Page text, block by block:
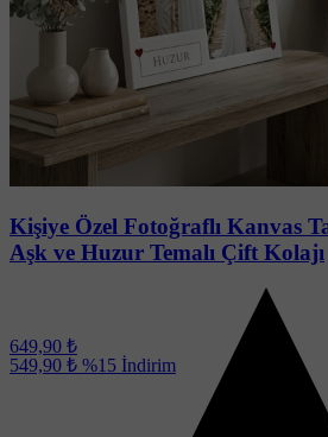
Soru-Cevap
Kişiye Özel Fotoğraflı Kanvas
Aşk ve Huzur Temalı Çift Kolajı
649,90 ₺
549,90 ₺ %15 İndirim